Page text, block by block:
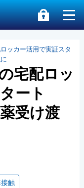
ッカー活用で実証スタ
宅配ロッ
タート
受け渡
触